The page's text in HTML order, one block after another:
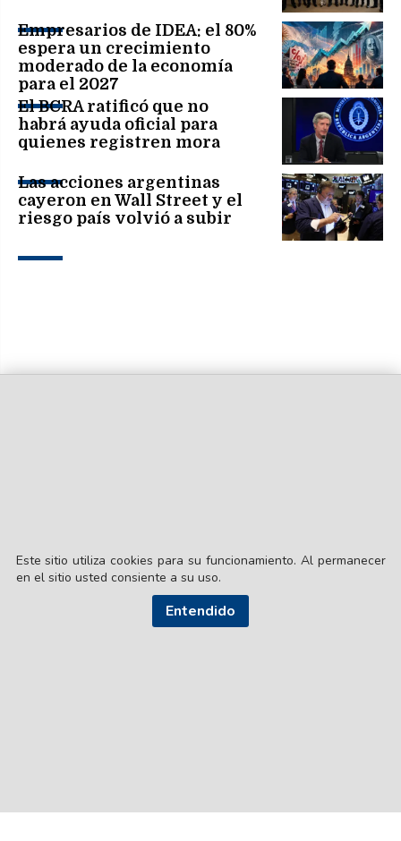
Empresarios de IDEA: el 80%
espera un crecimiento
moderado de la economía
para el 2027
El BCRA ratificó que no
habrá ayuda oficial para
quienes registren mora
Las acciones argentinas
cayeron en Wall Street y el
riesgo país volvió a subir
Este sitio utiliza cookies para su funcionamiento. Al permanecer
en el sitio usted consiente a su uso.
Entendido